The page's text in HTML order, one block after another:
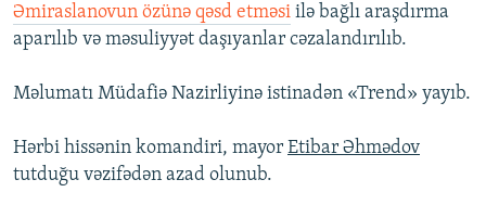
ARAŞDIRMA
VIDEO
FOTOQALEREYA
İNFOQRAFIKA
RADIO ARXIV
OXU ZALI
AZƏRBAYCAN ƏDƏBIYYATI KITABXANASI
HAQQIMIZDA
MISSIYAMIZ
Əmiraslanovun özünə qəsd etməsi ilə bağlı araşdırma
aparılıb və məsuliyyət daşıyanlar cəzalandırılıb.
Məlumatı Müdafiə Nazirliyinə istinadən «Trend» yayıb.
Hərbi hissənin komandiri, mayor Etibar Əhmədov
tutduğu vəzifədən azad olunub.